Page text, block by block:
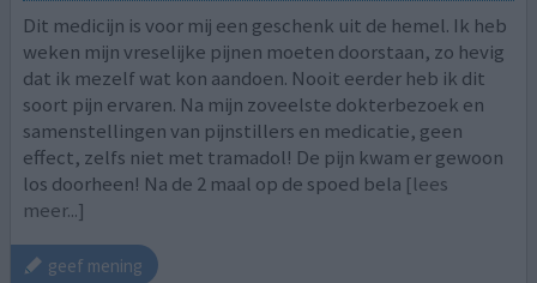
Dit medicijn is voor mij een geschenk uit de hemel. Ik heb
weken mijn vreselijke pijnen moeten doorstaan, zo hevig
dat ik mezelf wat kon aandoen. Nooit eerder heb ik dit
soort pijn ervaren. Na mijn zoveelste dokterbezoek en
samenstellingen van pijnstillers en medicatie, geen
effect, zelfs niet met tramadol! De pijn kwam er gewoon
los doorheen! Na de 2 maal op de spoed bela [lees
meer...]
geef mening